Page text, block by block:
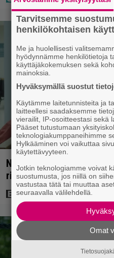
Nyt Netflixissä: Yksi
rikossarjoista – IMDB-
Tarvitsemme
henkilökohtaisen
Me ja huolellisesti
hyödynnämme henkilötietoja
käyttäjäkokemuksen sekä
mainoksia.
Hyväksymällä suostut
Käytämme laitetunnisteita ja
laitteellesi saadaksemme
vierailit, IP-osoitteestasi sekä
Pääset tutustumaan
teknologiakumppaneihimme
Hylkääminen voi vaikuttaa
käytettävyyteen.
Jotkin teknologiamme voivat
suostumusta, jos niillä on
vastustaa tätä tai muuttaa
seuraavalla välilehdellä.
Omat